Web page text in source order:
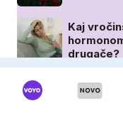
Kaj
drugače?